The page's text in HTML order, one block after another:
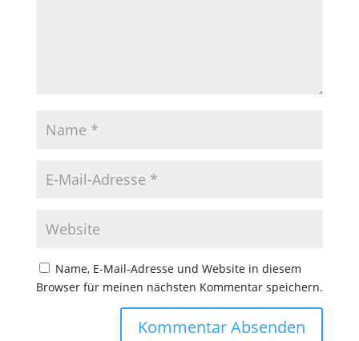
Name, E-Mail-Adresse und Website in diesem
Browser für meinen nächsten Kommentar speichern.